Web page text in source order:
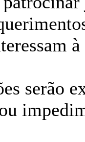
serão